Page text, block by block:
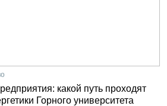
какой путь проходят
Горного университета